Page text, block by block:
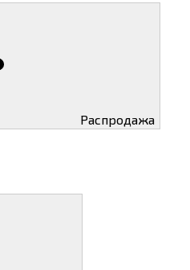
Распродажа